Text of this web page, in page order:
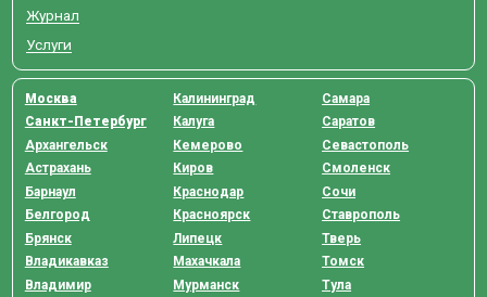
Журнал
Услуги
Москва
Санкт-Петербург
Архангельск
Астрахань
Барнаул
Белгород
Брянск
Владикавказ
Владимир
Калининград
Калуга
Кемерово
Киров
Краснодар
Красноярск
Липецк
Махачкала
Мурманск
Самара
Саратов
Севастополь
Смоленск
Сочи
Ставрополь
Тверь
Томск
Тула